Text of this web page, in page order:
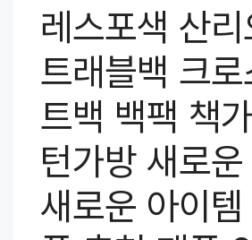
레스포색 산리
트래블백 크
트백 백팩 책
턴가방 새로
새로운 아이